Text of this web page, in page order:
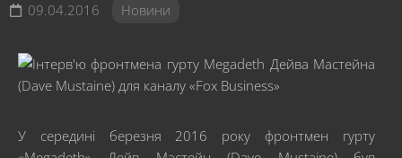
09.04.2016 Новини
У середині березня 2016 року фронтмен гурту